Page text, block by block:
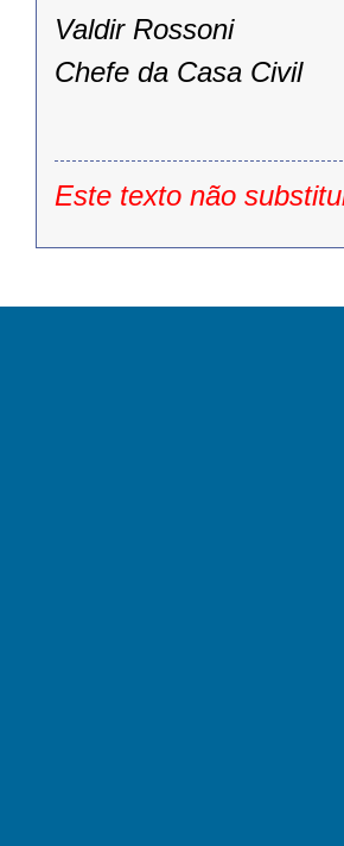
Valdir Rossoni
Chefe da Casa Civil
Este texto não